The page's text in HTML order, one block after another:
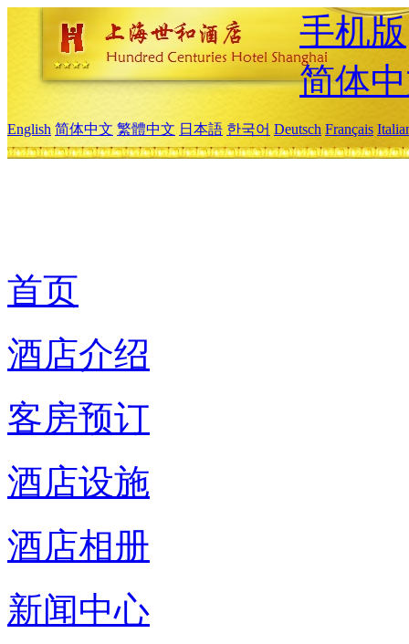
手机版
简体
English 简体中文 繁體中文 日本語 한국어 Deutsch Français
首页
酒店介绍
客房预订
酒店设施
酒店相册
新闻中心